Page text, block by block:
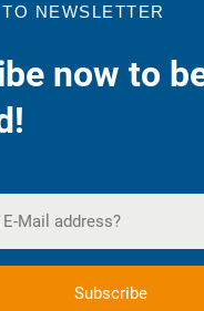
NEWSLETTER
now to